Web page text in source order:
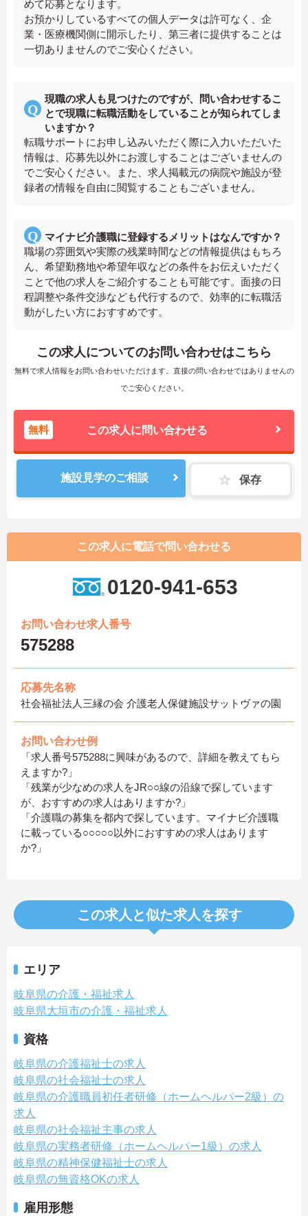
めて応募となります。
お預かりしているすべての個人データは許可なく、企
業・医療機関側に開示したり、第三者に提供することは
一切ありませんのでご安心ください。
現職の求人も見つけたのですが、問い合わせするこ
とで現職に転職活動をしていることが知られてしま
いますか？
転職サポートにお申し込みいただく際に入力いただいた
情報は、応募先以外にお渡しすることはございませんの
でご安心ください。また、求人掲載元の病院や施設が登
録者の情報を自由に閲覧することもございません。
マイナビ介護職に登録するメリットはなんですか？
職場の雰囲気や実際の残業時間などの情報提供はもちろ
ん、希望勤務地や希望年収などの条件をお伝えいただく
ことで他の求人をご紹介することも可能です。面接の日
程調整や条件交渉なども代行するので、効率的に転職活
動がしたい方におすすめです。
この求人についてのお問い合わせはこちら
無料で求人情報をお問い合わせいただけます。直接の問い合わせではありませんの
でご安心ください。
無料 この求人に問い合わせる
施設見学のご相談 保存
この求人に電話で問い合わせる
0120-941-653
お問い合わせ求人番号
575288
応募先名称
社会福祉法人三縁の会 介護老人保健施設サットヴァの園
お問い合わせ例
「求人番号575288に興味があるので、詳細を教えてもら
えますか?」
「残業が少なめの求人をJR○○線の沿線で探しています
が、おすすめの求人はありますか?」
「介護職の募集を都内で探しています。マイナビ介護職
に載っている○○○○○以外におすすめの求人はあります
か?」
この求人と似た求人を探す
エリア
岐阜県の介護・福祉求人
岐阜県大垣市の介護・福祉求人
資格
岐阜県の介護福祉士の求人
岐阜県の社会福祉士の求人
岐阜県の介護職員初任者研修（ホームヘルパー2級）の
求人
岐阜県の社会福祉主事の求人
岐阜県の実務者研修（ホームヘルパー1級）の求人
岐阜県の精神保健福祉士の求人
岐阜県の無資格OKの求人
雇用形態